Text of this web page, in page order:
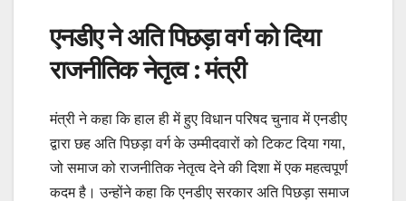
एनडीए ने अति पिछड़ा वर्ग को दिया
राजनीतिक नेतृत्व : मंत्री
मंत्री ने कहा कि हाल ही में हुए विधान परिषद चुनाव में एनडीए
द्वारा छह अति पिछड़ा वर्ग के उम्मीदवारों को टिकट दिया गया,
जो समाज को राजनीतिक नेतृत्व देने की दिशा में एक महत्वपूर्ण
कदम है। उन्होंने कहा कि एनडीए सरकार अति पिछड़ा समाज